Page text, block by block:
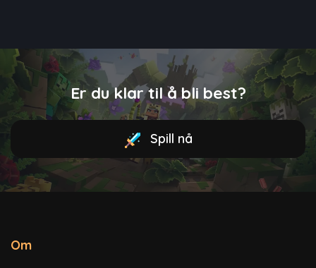
Er du klar til å bli best?
Spill nå
Om